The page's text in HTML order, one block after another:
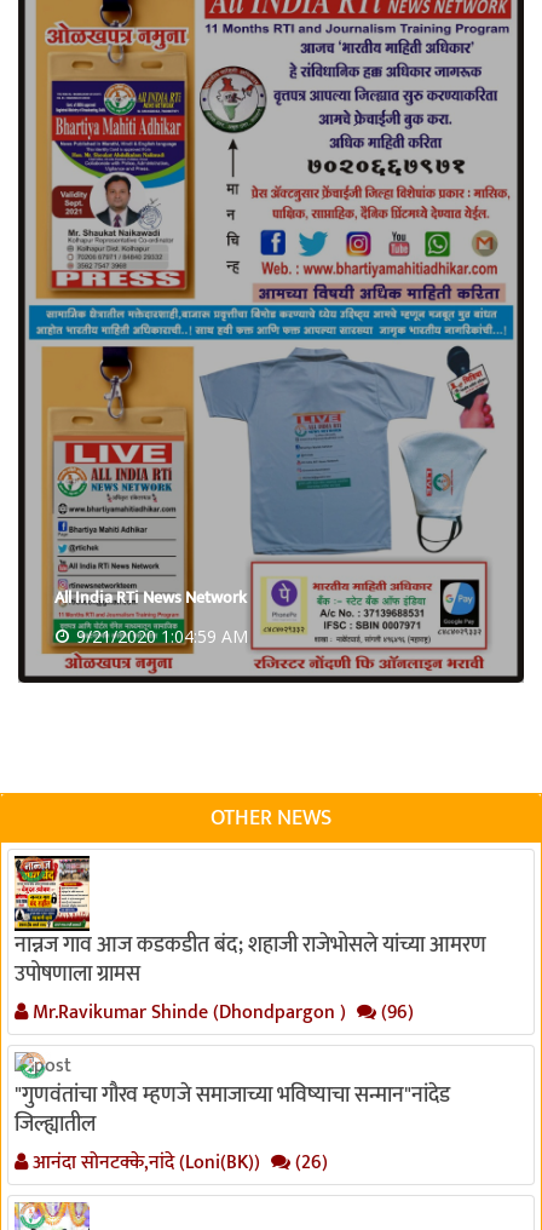
All India RTi News Network
9/21/2020 1:04:59 AM
OTHER NEWS
नान्नज गाव आज कडकडीत बंद; शहाजी राजेभोसले यांच्या आमरण
उपोषणाला ग्रामस
Mr.Ravikumar Shinde (Dhondpargon ) (96)
"गुणवंतांचा गौरव म्हणजे समाजाच्या भविष्याचा सन्मान"नांदेड
जिल्ह्यातील
आनंदा सोनटक्के,नांदे (Loni(BK)) (26)